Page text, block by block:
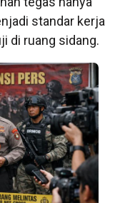
standar kerja
di ruang sidang.